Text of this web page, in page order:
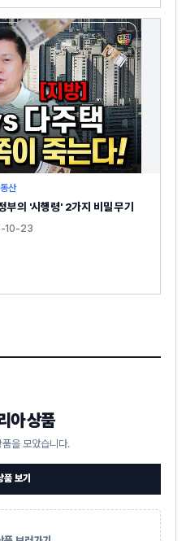
산
부의 '시행령' 2가지 비밀 무기
10-23
아 상품
을 모았습니다.
품 보기